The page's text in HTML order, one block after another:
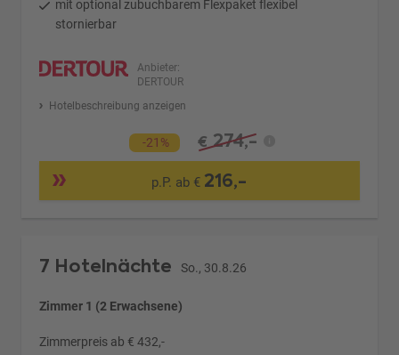
mit optional zubuchbarem Flexpaket flexibel
stornierbar
Anbieter:
DERTOUR
Hotelbeschreibung anzeigen
-21% € 274,-
p.P. ab € 216,-
7 Hotelnächte So., 30.8.26
Zimmer 1 (2 Erwachsene)
Zimmerpreis ab € 432,-